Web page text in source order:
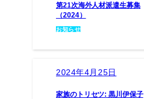
第21次海外人材派遣生募集
（2024）
お知らせ
2024年4月25日
家族のトリセツ: 黒川伊保子